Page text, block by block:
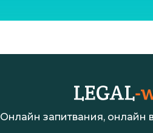
Онлайн запитвания, онлайн